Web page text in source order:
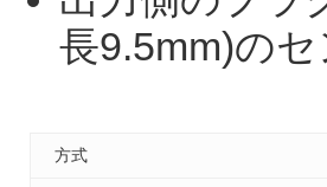
長9.5mm)の
方式